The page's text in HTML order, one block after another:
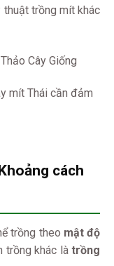
trồng mít khác
mít Thái cần đảm
cách
trồng theo mật độ
trồng khác làtrồng